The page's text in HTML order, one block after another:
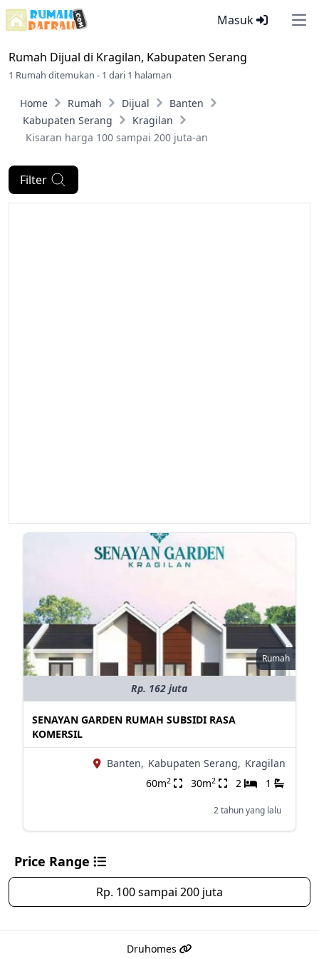
Masuk
Rumah Dijual di Kragilan, Kabupaten Serang
1 Rumah ditemukan - 1 dari 1 halaman
Home Rumah Dijual
Banten
Kabupaten Serang
Kragilan
Kisaran harga 100 sampai 200 juta-an
Filter
Rumah
Rp. 162 juta
SENAYAN GARDEN RUMAH SUBSIDI RASA
KOMERSIL
Banten, Kabupaten Serang, Kragilan
60m2 30m2 2 1
2 tahun yang lalu
Price Range
Rp. 100 sampai 200 juta
Druhomes